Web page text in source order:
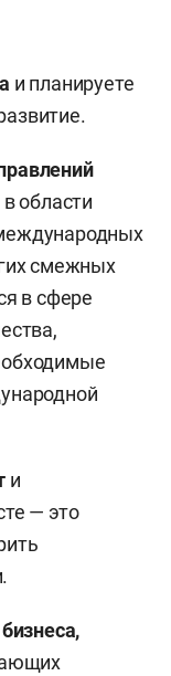
и планируете
области
смежных
в сфере
и
— это